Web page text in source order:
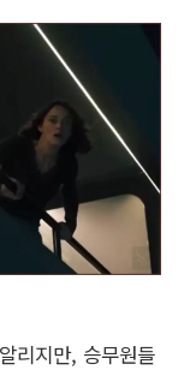
리지만, 승무원들